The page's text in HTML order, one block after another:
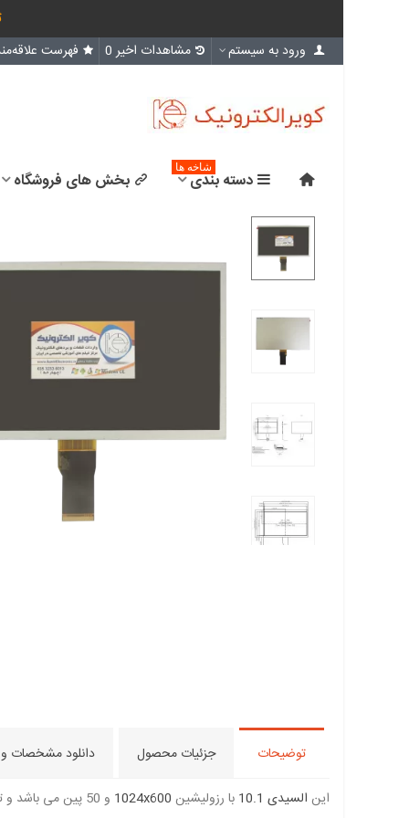
ورود به سیستم مشاهدات اخیر 0 فهرست
دسته بندی
شاخه ها
بخش های فروشگاه
توضیحات جزئیات محصول دانلود مشخصات
این السیدی 10.1 با رزولیشین
و 50 پین می باشد و ترتیب پایه های آن مطابق السیدی 7 اینچ می باشد.